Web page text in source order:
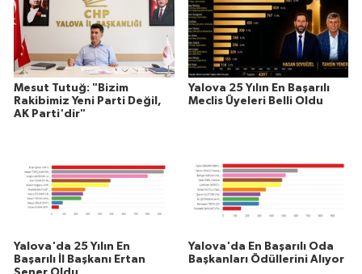
Mesut Tutuğ: "Bizim
Rakibimiz Yeni Parti Değil,
AK Parti'dir"
Yalova 25 Yılın En Başarılı
Meclis Üyeleri Belli Oldu
Yalova'da 25 Yılın En
Başarılı İl Başkanı Ertan
Yalova'da En Başarılı Oda
Başkanları Ödüllerini Alıyor